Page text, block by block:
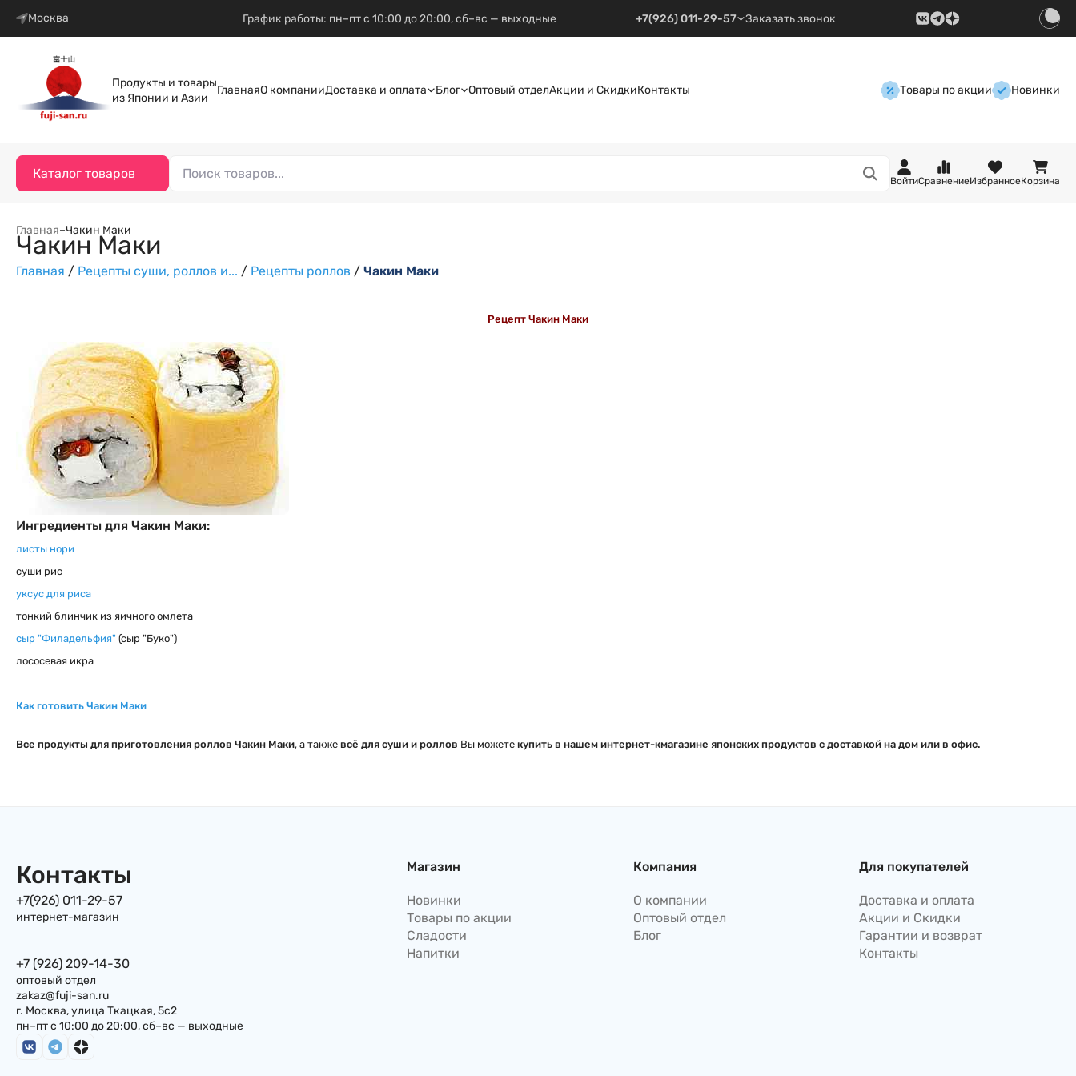
Москва График работы: пн–пт с 10:00 до 20:00, сб–вс — выходные +7(926) 011-29-57 Заказать звонок
Продукты и товары
из Японии и Азии
ГлавнаяО компанииДоставка и оплата Блог Оптовый отделАкции и СкидкиКонтакты Товары по акции Новинки
Каталог товаров
ВойтиСравнениеИзбранноеКорзина
Главная–Чакин Маки
Чакин Маки
Главная / Рецепты суши, роллов и... / Рецепты роллов / Чакин Маки
Рецепт Чакин Маки
Ингредиенты для Чакин Маки:
листы нори
суши рис
уксус для риса
тонкий блинчик из яичного омлета
сыр "Филадельфия" (сыр "Буко")
лососевая икра
Как готовить Чакин Маки
Все продукты для приготовления роллов Чакин Маки, а также всё для суши и роллов Вы можете купить в нашем интернет-кмагазине японских продуктов с доставкой на дом или в офис.
Контакты
+7(926) 011-29-57
интернет-магазин
+7 (926) 209-14-30
оптовый отдел
zakaz@fuji-san.ru
г. Москва, улица Ткацкая, 5с2
пн–пт с 10:00 до 20:00, сб–вс — выходные
Магазин
Новинки
Товары по акции
Сладости
Напитки
Компания
О компании
Оптовый отдел
Блог
Для покупателей
Доставка и оплата
Акции и Скидки
Гарантии и возврат
Контакты